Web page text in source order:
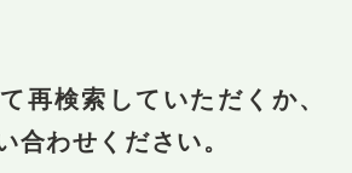
再検索していただくか、
合わせください。